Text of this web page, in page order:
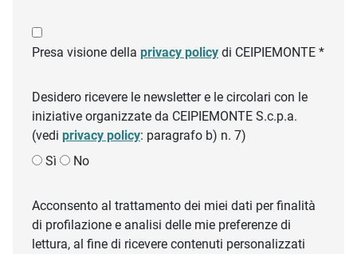
Presa visione della privacy policy di CEIPIEMONTE *
Desidero ricevere le newsletter e le circolari con le
iniziative organizzate da CEIPIEMONTE S.c.p.a.
(vedi privacy policy: paragrafo b) n. 7)
Sì
No
Acconsento al trattamento dei miei dati per finalità
di profilazione e analisi delle mie preferenze di
lettura, al fine di ricevere contenuti personalizzati